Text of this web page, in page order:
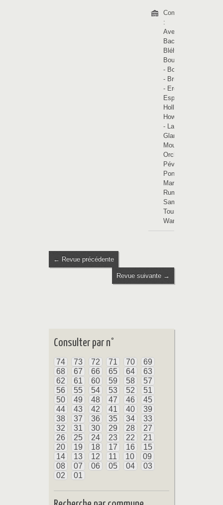
Communes
:
Avelin
Bachy
Bléharies
Bourghelles
- Bouvines
- Brunehaut
- Ere
Esplechin
Hollain
Howardries
- La
Glanerie
Mouchin
Orchies
Pévèle
Pont-à-
Marcq
Rumes
Saméon
Tournai
Wannehain
← Revue précédente
Revue suivante →
Consulter par n°
74 73 72 71 70
69
68
67 66 65 64
63
62
61 60 59 58
57
56
55 54 53 52
51
50
49 48 47 46
45
44
43 42 41 40
39
38
37 36 35 34
33
32
31 30 29 28
27
26
25 24 23 22
21
20
19 18 17 16
15
14
13 12 11 10
09
08
07 06 05 04
03
02
01